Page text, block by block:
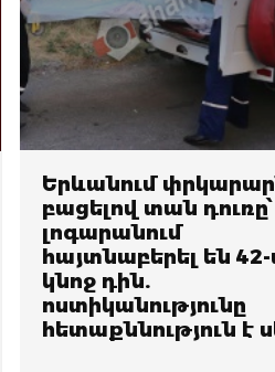
Երևանում
բացելով տան դուռը՝
լոգարանում
հայտնաբերել են
կնոջ դին.
ոստիկանությունը
հետաքննություն է